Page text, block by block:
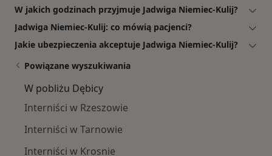
W jakich godzinach przyjmuje Jadwiga Niemiec-Kulij?
Jadwiga Niemiec-Kulij: co mówią pacjenci?
Jakie ubezpieczenia akceptuje Jadwiga Niemiec-Kulij?
Powiązane wyszukiwania
W pobliżu Dębicy
Interniści w Rzeszowie
Interniści w Tarnowie
Interniści w Krosnie